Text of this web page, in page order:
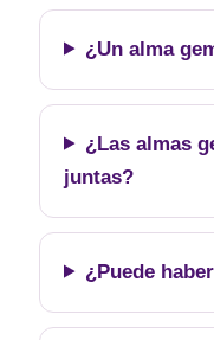
¿Un alma
¿Las almas
juntas?
¿Puede